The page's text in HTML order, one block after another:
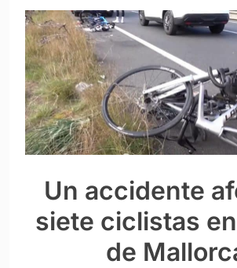
Un accidente
siete ciclistas
de